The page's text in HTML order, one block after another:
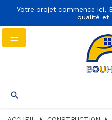
Votre projet commence ici,
qualité et

navigation
Basculer
la
☰